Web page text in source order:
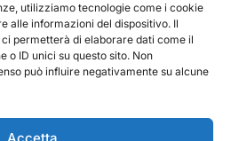
utilizziamo tecnologie come i cookie
alle informazioni del dispositivo. Il
permetterà di elaborare dati come il
o ID unici su questo sito. Non
può influire negativamente su alcune
Accetta
Cerca